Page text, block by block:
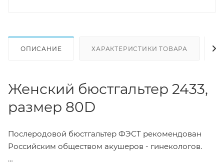
ОПИСАНИЕ ХАРАКТЕРИСТИКИ ТОВАРА
Женский бюстгальтер 2433,
размер 80D
Послеродовой бюстгальтер ФЭСТ рекомендован
Российским обществом акушеров - гинекологов.